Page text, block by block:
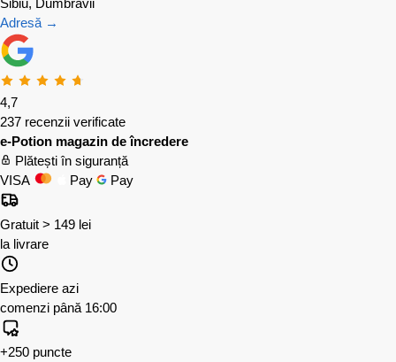
Sibiu, Dumbrăvii
Adresă →
4,7
237 recenzii verificate
e-Potion magazin de încredere
Plătești în siguranță
VISA
Pay Pay
Gratuit > 149 lei
la livrare
Expediere azi
comenzi până 16:00
+250 puncte